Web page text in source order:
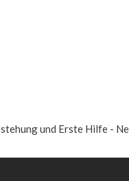
und Erste Hilfe -